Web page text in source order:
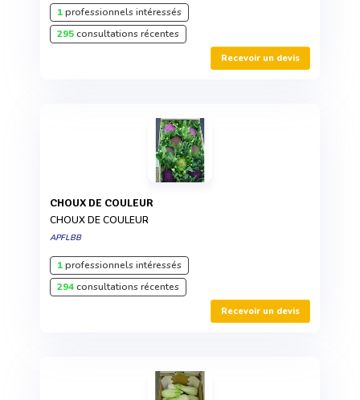
1professionnels intéressés
295consultations récentes
Recevoir un devis
CHOUX DE COULEUR
CHOUX DE COULEUR
APFLBB
1professionnels intéressés
294consultations récentes
Recevoir un devis